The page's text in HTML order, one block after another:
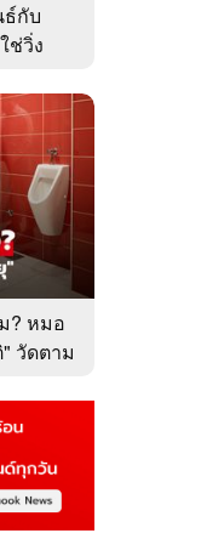
กับ
ช่วิ่ง
? หมอ
วัดตาม